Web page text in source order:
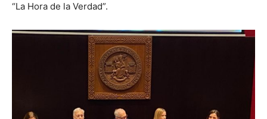
“La Hora de la Verdad”.